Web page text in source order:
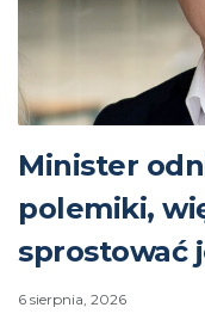
Minister
polemiki,
sprostować
6 sierpnia, 2026